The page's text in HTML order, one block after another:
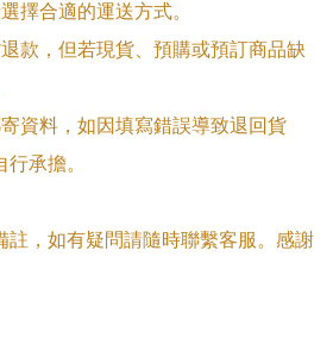
擇合適的運送方式。
款，但若現貨、預購或預訂商品缺
資料，如因填寫錯誤導致退回貨
承擔。
註，如有疑問請隨時聯繫客服。感謝